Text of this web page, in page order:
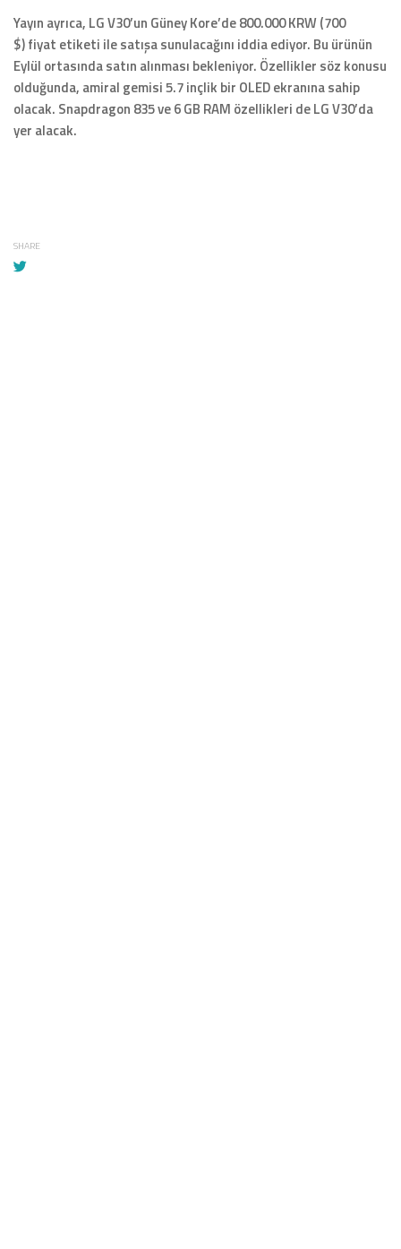
Yayın ayrıca, LG V30’un Güney Kore’de 800.000 KRW (700
$) fiyat etiketi ile satışa sunulacağını iddia ediyor. Bu ürünün
Eylül ortasında satın alınması bekleniyor. Özellikler söz konusu
olduğunda, amiral gemisi 5.7 inçlik bir OLED ekranına sahip
olacak. Snapdragon 835 ve 6 GB RAM özellikleri de LG V30’da
yer alacak.
SHARE